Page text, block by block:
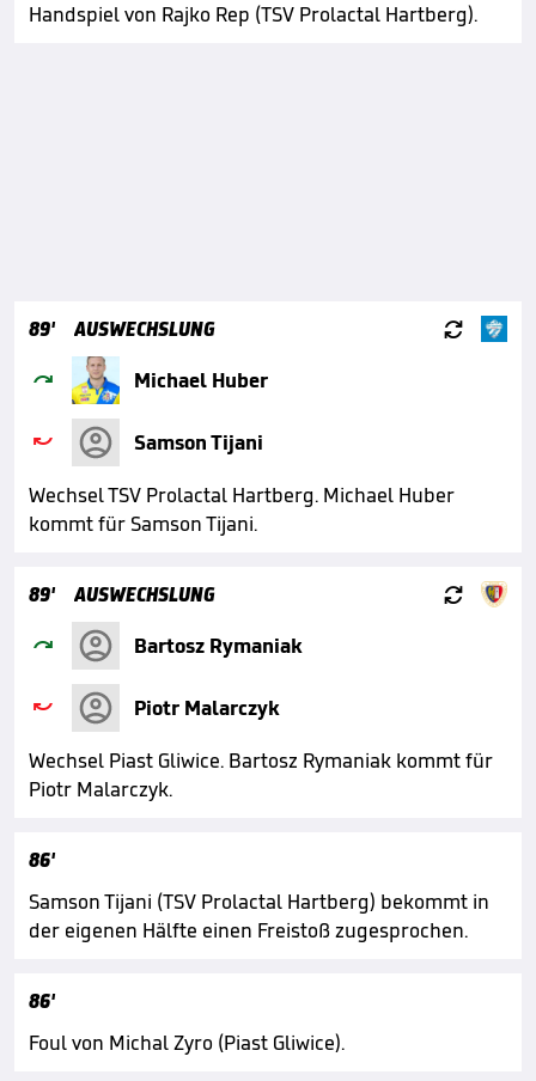
Handspiel von Rajko Rep (TSV Prolactal Hartberg).
89' AUSWECHSLUNG 
 Michael Huber

Samson Tijani
Wechsel TSV Prolactal Hartberg. Michael Huber
kommt für Samson Tijani.
89' AUSWECHSLUNG 
 Bartosz Rymaniak

Piotr Malarczyk
Wechsel Piast Gliwice. Bartosz Rymaniak kommt für
Piotr Malarczyk.
86'
Samson Tijani (TSV Prolactal Hartberg) bekommt in
der eigenen Hälfte einen Freistoß zugesprochen.
86'
Foul von Michal Zyro (Piast Gliwice).